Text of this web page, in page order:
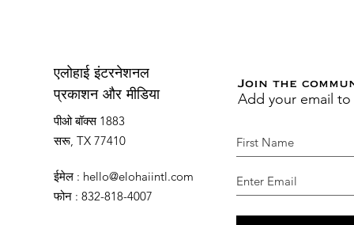
एलोहाई इंटरनेशनल
प्रकाशन और मीडिया
पीओ बॉक्स 1883
सरू, TX 77410
ईमेल : hello@elohaiintl.com
फोन : 832-818-4007
Join the
Add your email